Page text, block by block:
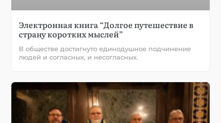
Электронная книга “Долгое путешествие в
страну коротких мыслей”
В обществе достигнуто единодушное подчинение
людей и согласных, и несогласных.